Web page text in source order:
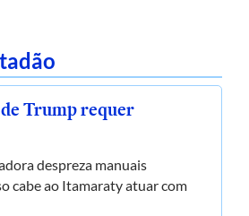
Trump requer
despreza manuais
cabe ao Itamaraty atuar com